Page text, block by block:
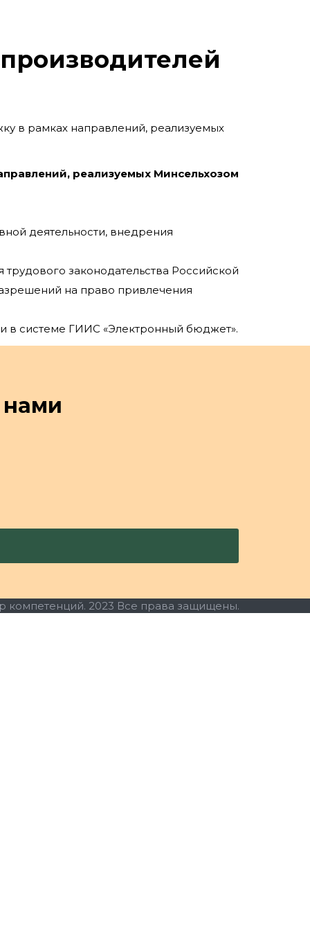
в рамках направлений, реализуемых
реализуемых Минсельхозом
деятельности, внедрения
законодательства Российской
на право привлечения
в системе ГИИС «Электронный бюджет».
нами
компетенций. 2023 Все права защищены.